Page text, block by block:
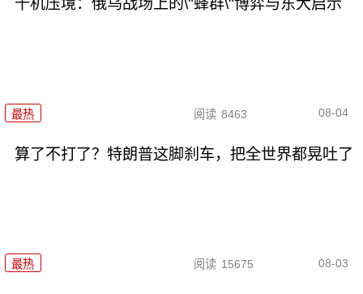
千机压境：俄乌战场上的\"蜂群\"博弈与东大启示
最热 阅读 8463 08-04
算了不打了？特朗普这脚刹车，把全世界都晃吐了
最热 阅读 15675 08-03